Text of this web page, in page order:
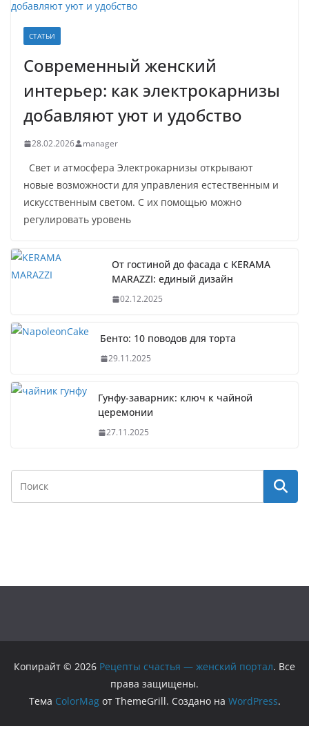
СТАТЬИ
Современный женский
интерьер: как электрокарнизы
добавляют уют и удобство
28.02.2026 manager
Свет и атмосфера Электрокарнизы открывают
новые возможности для управления естественным и
искусственным светом. С их помощью можно
регулировать уровень
От гостиной до фасада с KERAMA
MARAZZI: единый дизайн
02.12.2025
Бенто: 10 поводов для торта
29.11.2025
Гунфу-заварник: ключ к чайной
церемонии
27.11.2025
Копирайт © 2026 Рецепты счастья — женский портал. Все
права защищены.
Тема ColorMagот ThemeGrill. Создано на WordPress.